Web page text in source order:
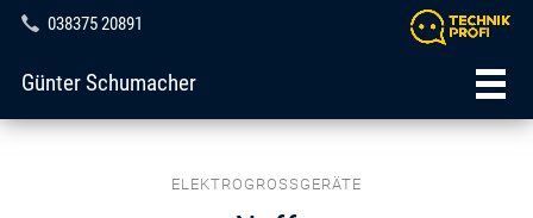
038375 20891
Günter Schumacher
ELEKTROGROSSGERÄTE